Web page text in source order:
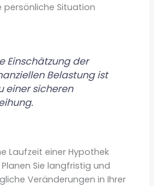
persönliche Situation
Einschätzung der
Belastung ist
einer sicheren
Laufzeit einer Hypothek
Sie langfristig und
Veränderungen in Ihrer